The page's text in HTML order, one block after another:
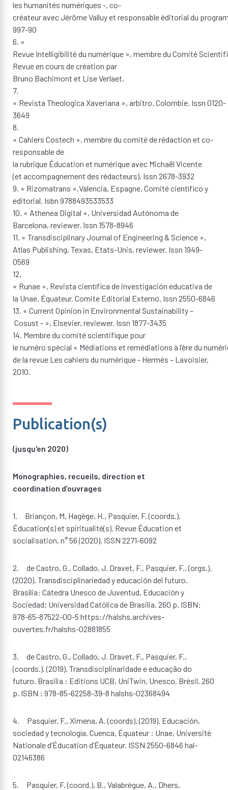
les humanités numériques -, co-
créateur avec Jérôme Valluy et responsable éditorial du
997-90
6. «
Revue Intelligibilité du numérique », membre du Comité
Revue en cours de création par
Bruno Bachimont et Lise Verlaet.
7.
« Revista Theologica Xaveriana », arbitro. Colombie. Issn 0120-
3649
8.
« Cahiers Costech », membre du comité de rédaction et co-
responsable de
la rubrique Éducation et numérique avec Michaël Vicente
(et accompagnement des rédacteurs). Issn 2678-3932
9. « Rizomatrans »,Valencia, Espagne, Comité científico y
editorial. Isbn 9788493533533
10. « Athenea Digital », Universidad Autónoma de
Barcelona, reviewer. Issn 1578-8946
11. « Transdisciplinary Journal of Engineering & Science »,
Atlas Publishing, Texas, Etats-Unis, reviewer. Issn 1949-
0569
12.
« Runae », Revista científica de investigación educativa de
la Unae, Équateur. Comite Editorial Externo. Issn 2550-6846
13. « Current Opinion in Environmental Sustainability –
Cosust - », Elsevier, reviewer. Issn 1877-3435
14. Membre du comité scientifique pour
le numéro spécial « Médiations et remédiations à l’ère du
de la revue Les cahiers du numérique - Hermès – Lavoisier,
2010.
Publication(s)
(jusqu'en 2020)
Monographies, recueils, direction et
coordination d’ouvrages
1. Briançon, M, Hagège, H., Pasquier, F. (coords.).
Éducation(s) et spiritualité(s). Revue Éducation et
socialisation, n° 56 (2020). ISSN 2271-6092
2. de Castro, G., Collado, J. Dravet, F., Pasquier, F., (orgs.).
(2020). Transdisciplinariedad y educación del futuro.
Brasília: Cátedra Unesco de Juventud, Educación y
Sociedad; Universidad Católica de Brasilia. 260 p. ISBN:
978-65-87522-00-5 https://halshs.archives-
ouvertes.fr/halshs-02881855
3. de Castro, G., Collado, J. Dravet, F., Pasquier, F.,
(coords.). (2019). Transdisciplinaridade e educação do
futuro. Brasilia : Editions UCB, UniTwin, Unesco, Brésil. 260
p. ISBN : 978-85-62258-39-8 halshs-02368494
4. Pasquier, F., Ximena, A. (coords). (2019). Educación,
sociedad y tecnología. Cuenca, Équateur : Unae, Université
Nationale d’Éducation d’Équateur. ISSN 2550-6846 hal-
02146386
5. Pasquier, F. (coord.), B., Valabrègue, A., Dhers,